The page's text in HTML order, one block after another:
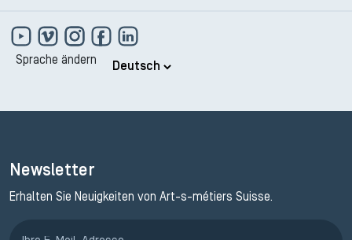
Sprache ändern
Newsletter
Erhalten Sie Neuigkeiten von Art-s-métiers Suisse.